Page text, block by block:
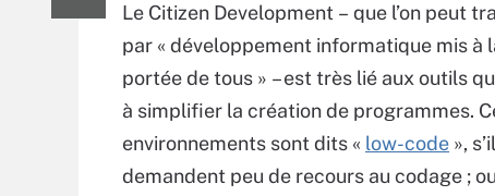
Le Citizen Development – que l’on peut
par « développement informatique mis à
portée de tous » – est très lié aux outils
à simplifier la création de programmes.
environnements sont dits « low-code »,
demandent peu de recours au codage ;